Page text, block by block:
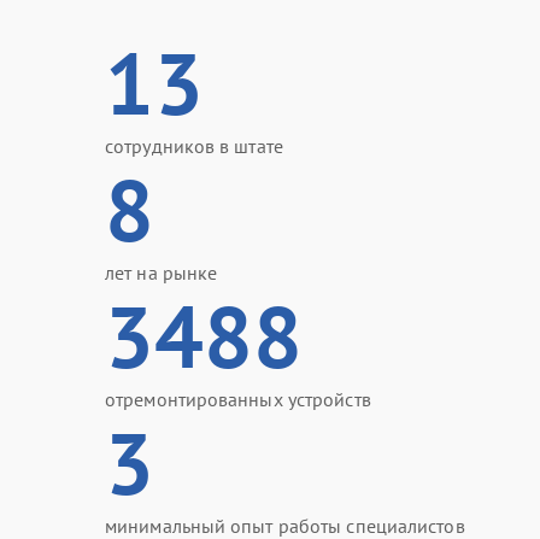
13
сотрудников в штате
8
лет на рынке
3488
отремонтированных устройств
3
минимальный опыт работы специалистов